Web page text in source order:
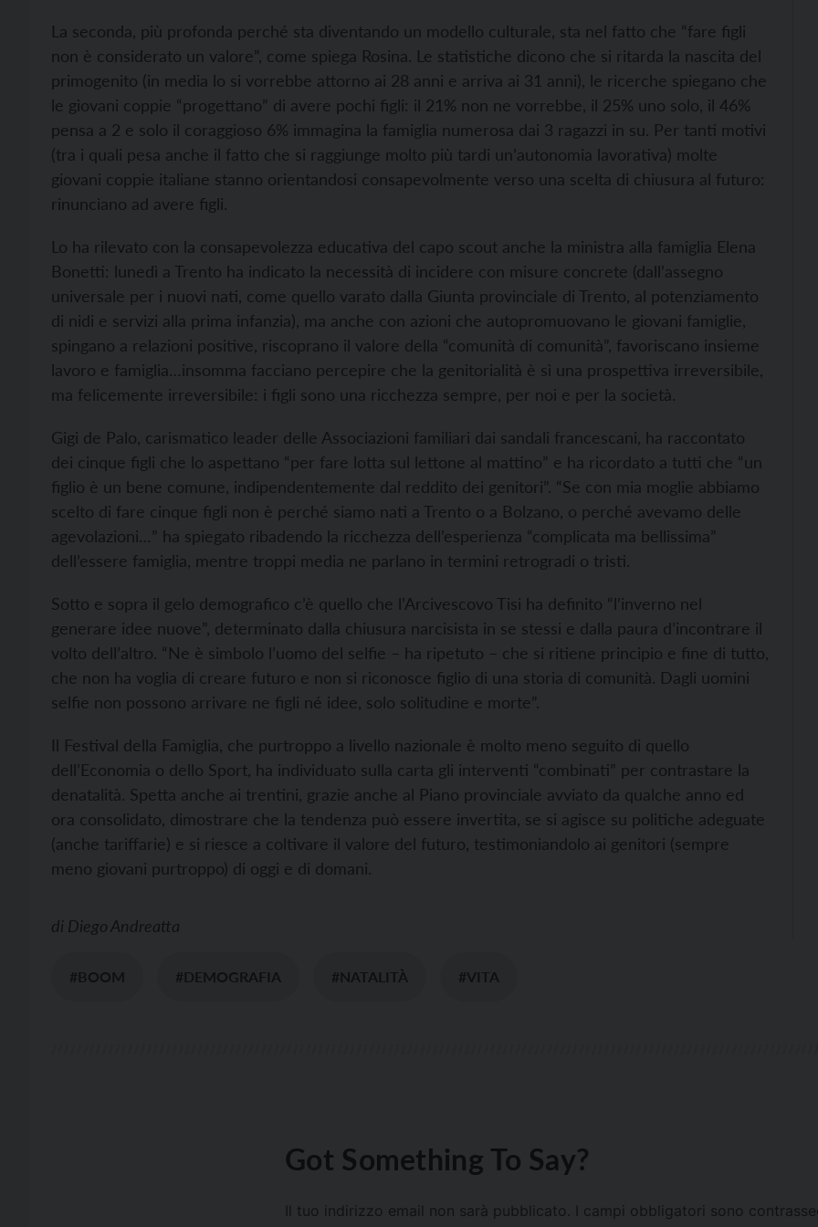
La seconda, più profonda perché sta diventando un modello culturale, sta nel fatto che “fare figli
non è considerato un valore”, come spiega Rosina. Le statistiche dicono che si ritarda la nascita del
primogenito (in media lo si vorrebbe attorno ai 28 anni e arriva ai 31 anni), le ricerche spiegano che
le giovani coppie “progettano” di avere pochi figli: il 21% non ne vorrebbe, il 25% uno solo, il 46%
pensa a 2 e solo il coraggioso 6% immagina la famiglia numerosa dai 3 ragazzi in su. Per tanti motivi
(tra i quali pesa anche il fatto che si raggiunge molto più tardi un’autonomia lavorativa) molte
giovani coppie italiane stanno orientandosi consapevolmente verso una scelta di chiusura al futuro:
rinunciano ad avere figli.
Lo ha rilevato con la consapevolezza educativa del capo scout anche la ministra alla famiglia Elena
Bonetti: lunedì a Trento ha indicato la necessità di incidere con misure concrete (dall’assegno
universale per i nuovi nati, come quello varato dalla Giunta provinciale di Trento, al potenziamento
di nidi e servizi alla prima infanzia), ma anche con azioni che autopromuovano le giovani famiglie,
spingano a relazioni positive, riscoprano il valore della “comunità di comunità”, favoriscano insieme
lavoro e famiglia…insomma facciano percepire che la genitorialità è sì una prospettiva irreversibile,
ma felicemente irreversibile: i figli sono una ricchezza sempre, per noi e per la società.
Gigi de Palo, carismatico leader delle Associazioni familiari dai sandali francescani, ha raccontato
dei cinque figli che lo aspettano “per fare lotta sul lettone al mattino” e ha ricordato a tutti che “un
figlio è un bene comune, indipendentemente dal reddito dei genitori”. “Se con mia moglie abbiamo
scelto di fare cinque figli non è perché siamo nati a Trento o a Bolzano, o perché avevamo delle
agevolazioni…” ha spiegato ribadendo la ricchezza dell’esperienza “complicata ma bellissima”
dell’essere famiglia, mentre troppi media ne parlano in termini retrogradi o tristi.
Sotto e sopra il gelo demografico c’è quello che l’Arcivescovo Tisi ha definito “l’inverno nel
generare idee nuove”, determinato dalla chiusura narcisista in se stessi e dalla paura d’incontrare il
volto dell’altro. “Ne è simbolo l’uomo del selfie – ha ripetuto – che si ritiene principio e fine di tutto,
che non ha voglia di creare futuro e non si riconosce figlio di una storia di comunità. Dagli uomini
selfie non possono arrivare ne figli né idee, solo solitudine e morte”.
Il Festival della Famiglia, che purtroppo a livello nazionale è molto meno seguito di quello
dell’Economia o dello Sport, ha individuato sulla carta gli interventi “combinati” per contrastare la
denatalità. Spetta anche ai trentini, grazie anche al Piano provinciale avviato da qualche anno ed
ora consolidato, dimostrare che la tendenza può essere invertita, se si agisce su politiche adeguate
(anche tariffarie) e si riesce a coltivare il valore del futuro, testimoniandolo ai genitori (sempre
meno giovani purtroppo) di oggi e di domani.
di Diego Andreatta
#BOOM #DEMOGRAFIA #NATALITÀ #VITA
Got Something To Say?
Il tuo indirizzo email non sarà pubblicato. I campi obbligatori sono